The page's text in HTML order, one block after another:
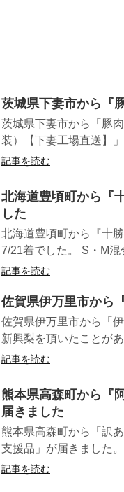
茨城県下妻市から『
茨城県下妻市から「豚
装）【下妻工場直送】
記事を読む
北海道豊頃町から『
した
北海道豊頃町から『十
7/21着でした。 S・M
記事を読む
佐賀県伊万里市から
佐賀県伊万里市から「
新興梨を頂いたことが
記事を読む
熊本県高森町から『
届きました
熊本県高森町から「訳
支援品」が届きました
記事を読む